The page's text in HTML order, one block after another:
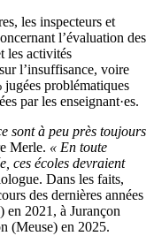
les inspecteurs et
l’évaluation des
les activités
l’insuffisance, voire
jugées problématiques
par les enseignant·es.
sont à peu près toujours
Merle. « En toute
ces écoles devraient
Dans les faits,
des dernières années
en 2021, à Jurançon
(Meuse) en 2025.